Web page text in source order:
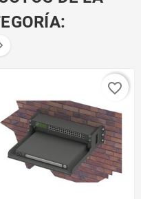
favorite_border